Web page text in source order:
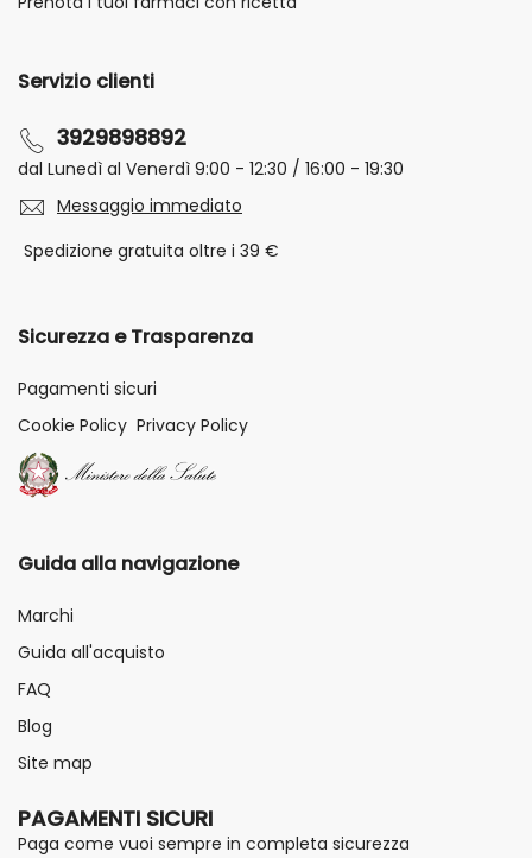
Servizio clienti
3929898892
dal Lunedì al Venerdì 9:00 - 12:30 / 16:00 - 19:30
Messaggio immediato
Spedizione gratuita oltre i 39 €
Sicurezza e Trasparenza
Pagamenti sicuri
Cookie Policy Privacy Policy
Guida alla navigazione
Marchi
Guida all'acquisto
FAQ
Blog
Site map
PAGAMENTI SICURI
Paga come vuoi sempre in completa sicurezza